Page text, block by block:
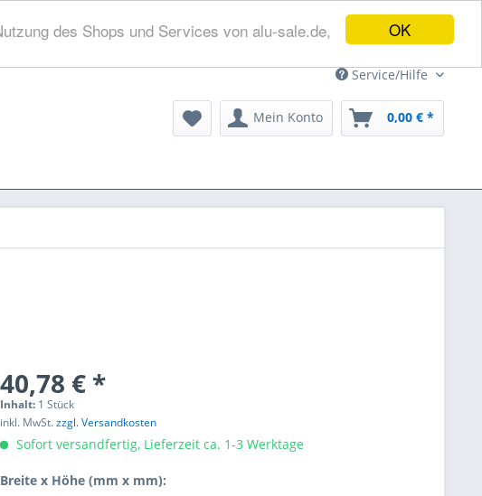
OK
des Shops und Services von alu-sale.de,
Service/Hilfe
Mein Konto 0,00 € *
40,78 € *
Inhalt: 1 Stück
inkl. MwSt.zzgl. Versandkosten
Sofort versandfertig, Lieferzeit ca. 1-3 Werktage
Breite x Höhe (mm x mm):